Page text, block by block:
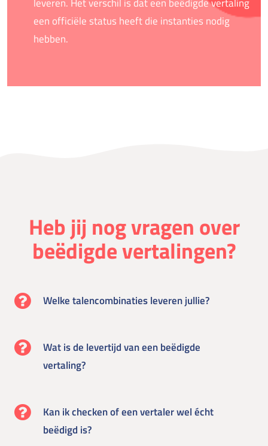
een officiële status heeft die instanties nodig
hebben.
Heb jij nog vragen over
beëdigde vertalingen?
Welke talencombinaties leveren jullie?
Wat is de levertijd van een beëdigde
vertaling?
Kan ik checken of een vertaler wel écht
beëdigd is?